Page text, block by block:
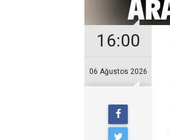
16:00
06 Ağustos 2026